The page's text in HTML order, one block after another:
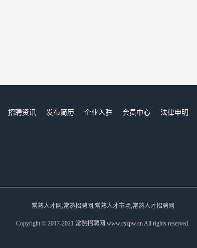
招聘资讯 发布简历 企业入驻 会员中心
法律申明
常熟人才网,常熟招聘网,常熟人才市场,常熟人才招聘网
Copyright © 2017-2021 常熟招聘网 www.cszpw.cn All rights reserved.